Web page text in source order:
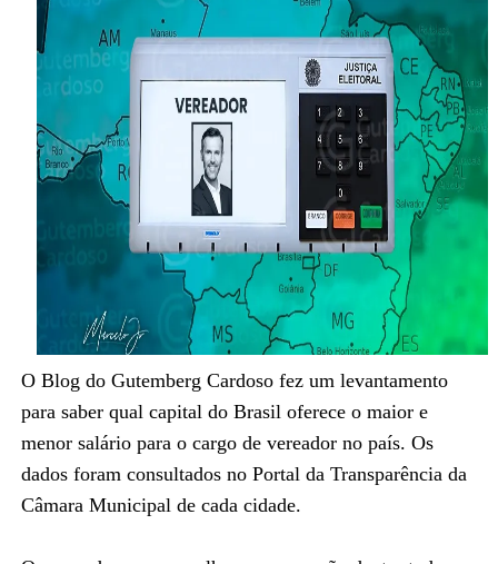
O Blog do Gutemberg Cardoso fez um levantamento
para saber qual capital do Brasil oferece o maior e
menor salário para o cargo de vereador no país. Os
dados foram consultados no Portal da Transparência da
Câmara Municipal de cada cidade.